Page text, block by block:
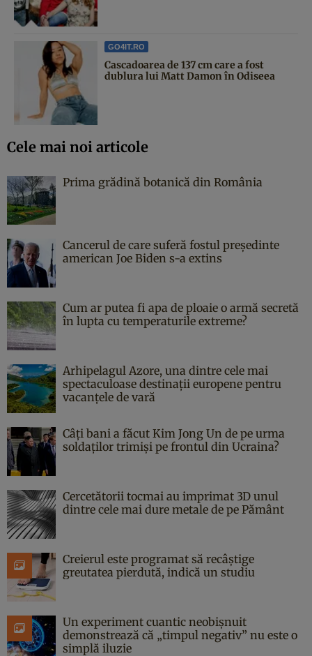
GO4IT.RO
Cascadoarea de 137 cm care a fost
dublura lui Matt Damon în Odiseea
Cele mai noi articole
Prima grădină botanică din România
Cancerul de care suferă fostul președinte
american Joe Biden s-a extins
Cum ar putea fi apa de ploaie o armă secretă
în lupta cu temperaturile extreme?
Arhipelagul Azore, una dintre cele mai
spectaculoase destinații europene pentru
vacanțele de vară
Câți bani a făcut Kim Jong Un de pe urma
soldaților trimiși pe frontul din Ucraina?
Cercetătorii tocmai au imprimat 3D unul
dintre cele mai dure metale de pe Pământ
Creierul este programat să recâștige
greutatea pierdută, indică un studiu
Un experiment cuantic neobișnuit
demonstrează că „timpul negativ” nu este o
simplă iluzie